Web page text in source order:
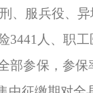
、服兵役、
3441人、职
部参保，参